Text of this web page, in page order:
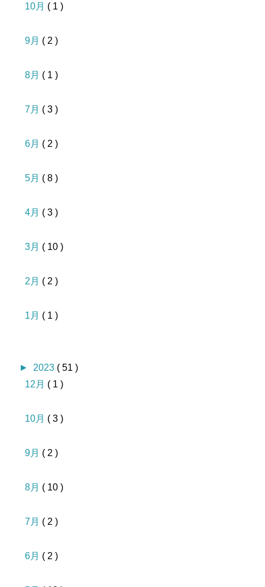
10月 ( 1 )
9月 ( 2 )
8月 ( 1 )
7月 ( 3 )
6月 ( 2 )
5月 ( 8 )
4月 ( 3 )
3月 ( 10 )
2月 ( 2 )
1月 ( 1 )
► 2023 ( 51 )
12月 ( 1 )
10月 ( 3 )
9月 ( 2 )
8月 ( 10 )
7月 ( 2 )
6月 ( 2 )